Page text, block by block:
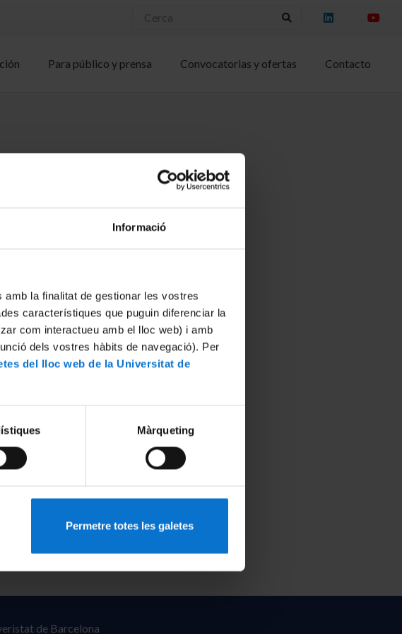
Informació
la finalitat de gestionar les vostres
característiques que puguin diferenciar la
com interactueu amb el lloc web) i amb
dels vostres hàbits de navegació). Per
del lloc web de la Universitat de
Màrqueting
Permetre totes les galetes
Para público y prensa Convocatorias y ofertas Contacto
de Barcelona